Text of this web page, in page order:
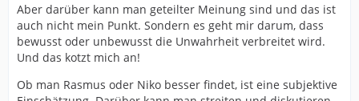
Aber darüber kann man geteilter Meinung sind und das ist
auch nicht mein Punkt. Sondern es geht mir darum, dass
bewusst oder unbewusst die Unwahrheit verbreitet wird.
Und das kotzt mich an!
Ob man Rasmus oder Niko besser findet, ist eine subjektive